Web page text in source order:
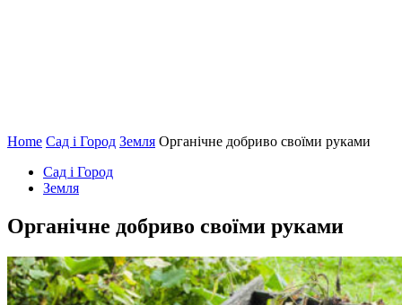
Home Сад і Город Земля Органічне добриво своїми руками
Сад і Город
Земля
Органічне добриво своїми руками